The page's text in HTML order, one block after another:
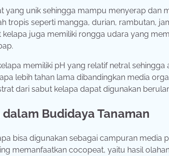
yang unik sehingga mampu menyerap dan
tropis seperti mangga, durian, rambutan,
kelapa juga memiliki rongga udara yang
memiliki pH yang relatif netral
lebih tahan lama dibandingkan media
dari sabut kelapa dapat digunakan
Budidaya Tanaman
bisa digunakan sebagai campuran media
memanfaatkan cocopeat, yaitu hasil